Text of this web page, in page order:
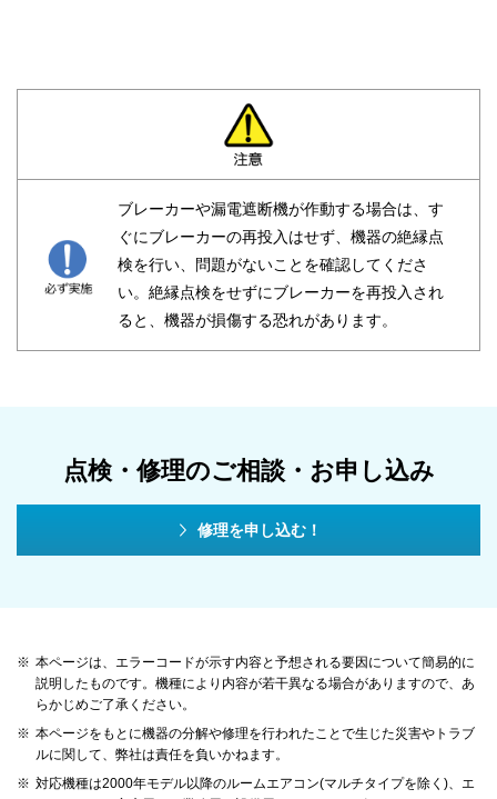
ブレーカーや漏電遮断機が作動する場合は、す
ぐにブレーカーの再投入はせず、機器の絶縁点
検を行い、問題がないことを確認してくださ
い。絶縁点検をせずにブレーカーを再投入され
ると、機器が損傷する恐れがあります。
点検・修理のご相談・お申し込み
修理を申し込む！
※ 本ページは、エラーコードが示す内容と予想される要因について簡易的に
説明したものです。機種により内容が若干異なる場合がありますので、あ
らかじめご了承ください。
※ 本ページをもとに機器の分解や修理を行われたことで生じた災害やトラブ
ルに関して、弊社は責任を負いかねます。
※ 対応機種は2000年モデル以降のルームエアコン(マルチタイプを除く)、エ